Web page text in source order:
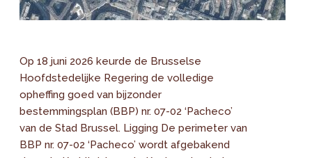
Op 18 juni 2026 keurde de Brusselse
Hoofdstedelijke Regering de volledige
opheffing goed van bijzonder
bestemmingsplan (BBP) nr. 07-02 ‘Pacheco’
van de Stad Brussel. Ligging De perimeter van
BBP nr. 07-02 ‘Pacheco’ wordt afgebakend